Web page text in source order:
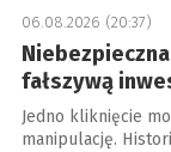
06.08.2026 (20:37)
fałszywą
Jedno kliknięcie
manipulację.